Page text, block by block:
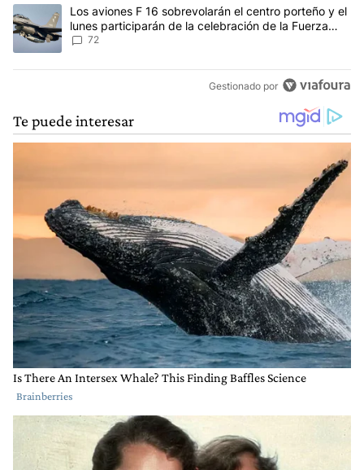
Un artículo de tendencia con el título "Los aviones F 16
Los aviones F 16 sobrevolarán el centro porteño y el
lunes participarán de la celebración de la Fuerza
Aérea
72
Gestionado por